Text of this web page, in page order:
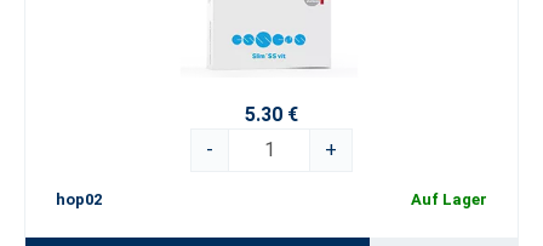
5.30 €
-
+
hop02 Auf Lager